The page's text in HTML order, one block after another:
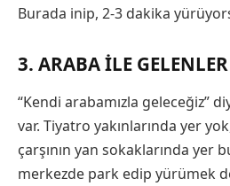
Burada inip, 2-3 dakika
3. ARABA ILE GELENLER
“Kendi arabamızla geleceğiz”
var. Tiyatro yakınlarında yer
çarşının yan sokaklarında yer
merkezde park edip yürümek